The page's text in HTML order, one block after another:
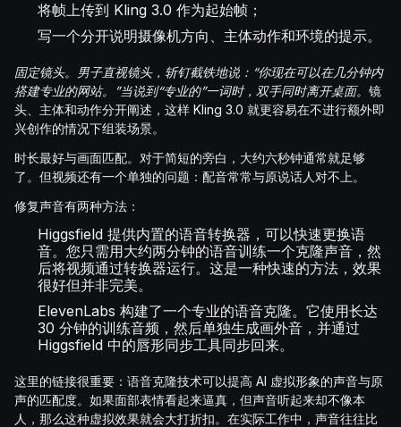
将帧上传到 Kling 3.0 作为起始帧；
写一个分开说明摄像机方向、主体动作和环境的提示。
固定镜头。男子直视镜头，斩钉截铁地说：“你现在可以在几分钟内
搭建专业的网站。”当说到“专业的”一词时，双手同时离开桌面。 镜
头、主体和动作分开阐述，这样 Kling 3.0 就更容易在不进行额外即
兴创作的情况下组装场景。
时长最好与画面匹配。对于简短的旁白，大约六秒钟通常就足够
了。但视频还有一个单独的问题：配音常常与原说话人对不上。
修复声音有两种方法：
Higgsfield 提供内置的语音转换器，可以快速更换语
音。您只需用大约两分钟的语音训练一个克隆声音，然
后将视频通过转换器运行。这是一种快速的方法，效果
很好但并非完美。
ElevenLabs 构建了一个专业的语音克隆。它使用长达
30 分钟的训练音频，然后单独生成画外音，并通过
Higgsfield 中的唇形同步工具同步回来。
这里的链接很重要：语音克隆技术可以提高 AI 虚拟形象的声音与原
声的匹配度。如果面部表情看起来逼真，但声音听起来却不像本
人，那么这种虚拟效果就会大打折扣。在实际工作中，声音往往比